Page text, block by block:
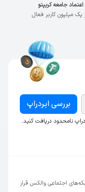
اعتماد جامعه کریپتو
میلیون کاربر فعال
بررسی ایردراپ
نامحدود دریافت کنید.
اجتماعی والکس قرار